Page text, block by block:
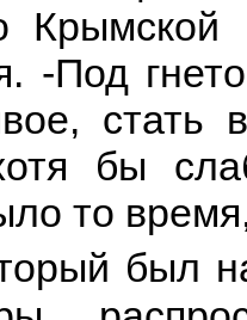
Крымской
-Под
стать
бы
то
был